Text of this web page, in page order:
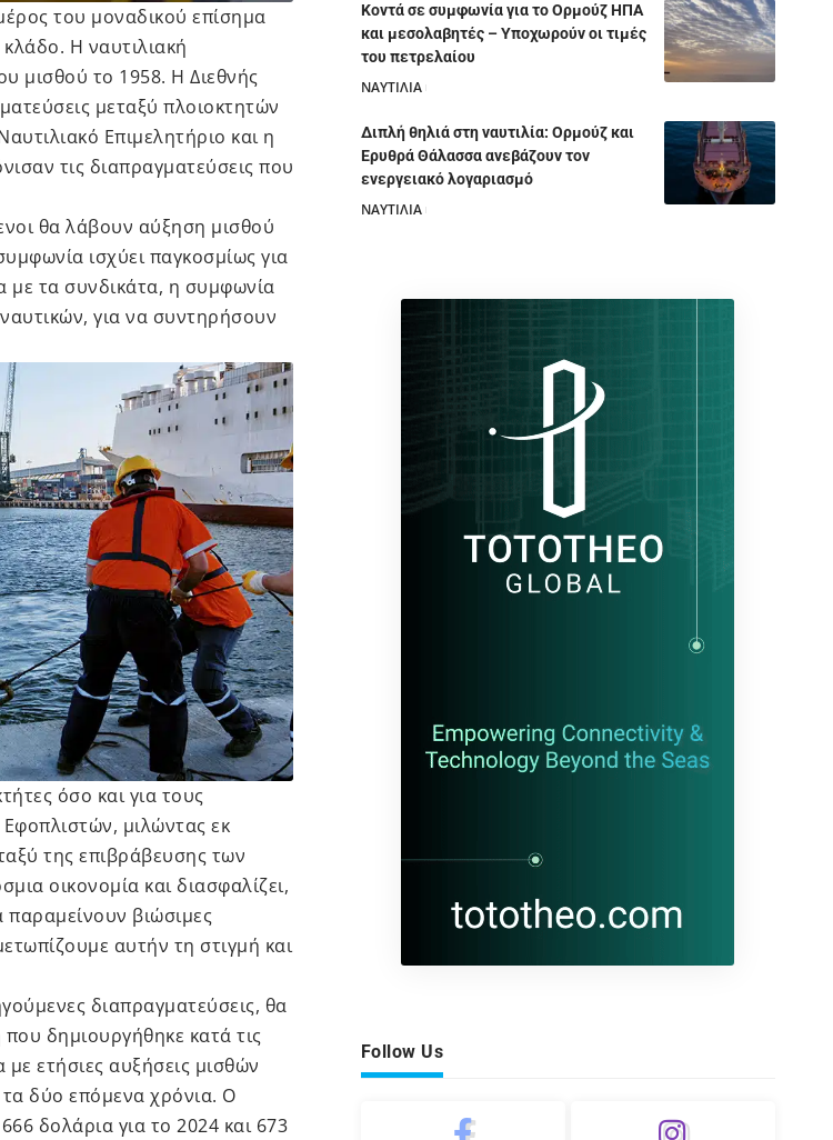
του μοναδικού επίσημα
Η ναυτιλιακή
μισθού το 1958. Η Διεθνής
μεταξύ πλοιοκτητών
Επιμελητήριο και η
τις διαπραγματεύσεις που
θα λάβουν αύξηση μισθού
ισχύει παγκοσμίως για
τα συνδικάτα, η συμφωνία
για να συντηρήσουν
όσο και για τους
μιλώντας εκ
της επιβράβευσης των
οικονομία και διασφαλίζει,
παραμείνουν βιώσιμες
αυτήν τη στιγμή και
διαπραγματεύσεις, θα
δημιουργήθηκε κατά τις
ετήσιες αυξήσεις μισθών
δύο επόμενα χρόνια. Ο
δολάρια για το 2024 και 673
Κοντά σε συμφωνία για το Ορμούζ ΗΠΑ
και μεσολαβητές – Υποχωρούν οι τιμές
του πετρελαίου
ΝΑΥΤΙΛΙΑ
Διπλή θηλιά στη ναυτιλία: Ορμούζ και
Ερυθρά Θάλασσα ανεβάζουν τον
ενεργειακό λογαριασμό
ΝΑΥΤΙΛΙΑ
Follow Us